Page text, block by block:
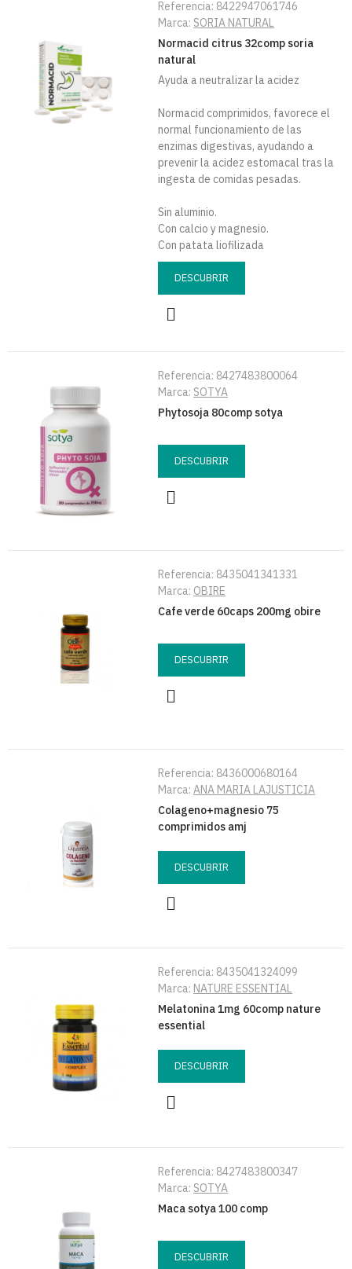
Referencia: 8422947061746
Marca: SORIA NATURAL
Normacid citrus 32comp soria
natural
Ayuda a neutralizar la acidez
Normacid comprimidos, favorece el
normal funcionamiento de las
enzimas digestivas, ayudando a
prevenir la acidez estomacal tras la
ingesta de comidas pesadas.
Sin aluminio.
Con calcio y magnesio.
Con patata liofilizada
DESCUBRIR
Referencia: 8427483800064
Marca: SOTYA
Phytosoja 80comp sotya
DESCUBRIR
Referencia: 8435041341331
Marca: OBIRE
Cafe verde 60caps 200mg obire
DESCUBRIR
Referencia: 8436000680164
Marca:ANA MARIA LAJUSTICIA
Colageno+magnesio 75
comprimidos amj
DESCUBRIR
Referencia: 8435041324099
Marca: NATURE ESSENTIAL
Melatonina 1mg 60comp nature
essential
DESCUBRIR
Referencia: 8427483800347
Marca: SOTYA
Maca sotya 100 comp
DESCUBRIR